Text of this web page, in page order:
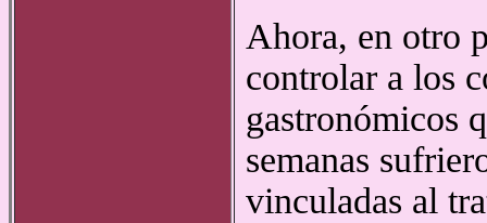
Ahora, en otro
controlar a los
gastronómicos
semanas
vinculadas al